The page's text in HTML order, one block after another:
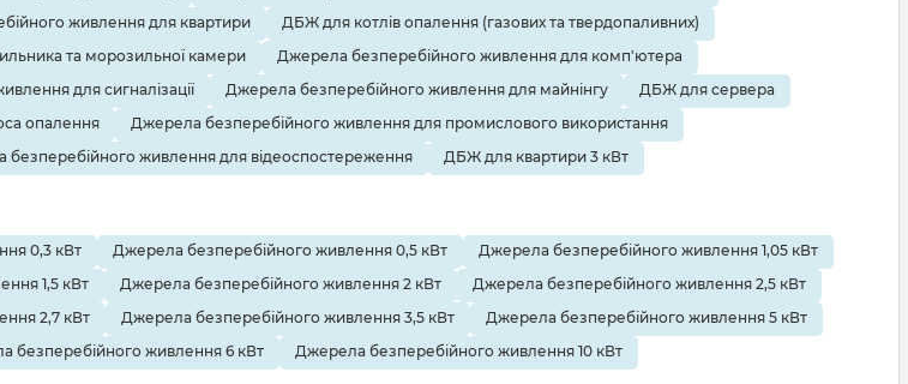
живлення для квартири
ДБЖ для котлів опалення (газових та твердопаливних)
та морозильної камери
Джерела безперебійного живлення для комп'ютера
для сигналізації
Джерела безперебійного живлення для майнінгу
ДБЖ для сервера
опалення
Джерела безперебійного живлення для промислового використання
безперебійного живлення для відеоспостереження
ДБЖ для квартири 3 кВт
0,3 кВт Джерела безперебійного живлення 0,5 кВт
Джерела безперебійного живлення 1,05 кВт
1,5 кВт
Джерела безперебійного живлення 2 кВт
Джерела безперебійного живлення 2,5 кВт
2,7 кВт
Джерела безперебійного живлення 3,5 кВт
Джерела безперебійного живлення 5 кВт
безперебійного живлення 6 кВт
Джерела безперебійного живлення 10 кВт